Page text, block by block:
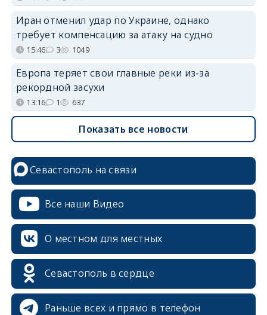
Иран отменил удар по Украине, однако
требует компенсацию за атаку на судно
15:46 3 1049
Европа теряет свои главные реки из-за
рекордной засухи
13:16 1 637
Показать все новости
Севастополь на связи
Все наши Видео
О местном для местных
Севастополь в сердце
Раньше всех и прямо в телефон